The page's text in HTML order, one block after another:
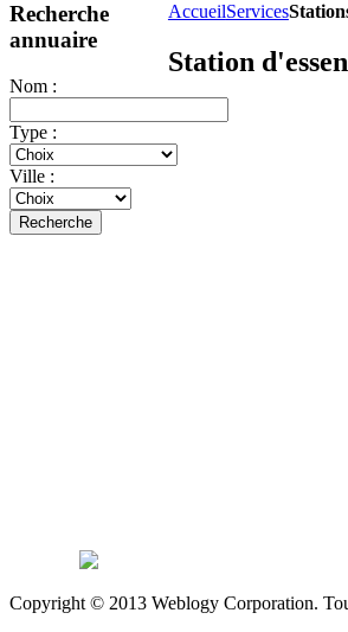
AccueilServices
Station
Recherche
annuaire
Nom :
Type :
Ville :
Recherche
Copyright © 2013 Weblogy Corporation.